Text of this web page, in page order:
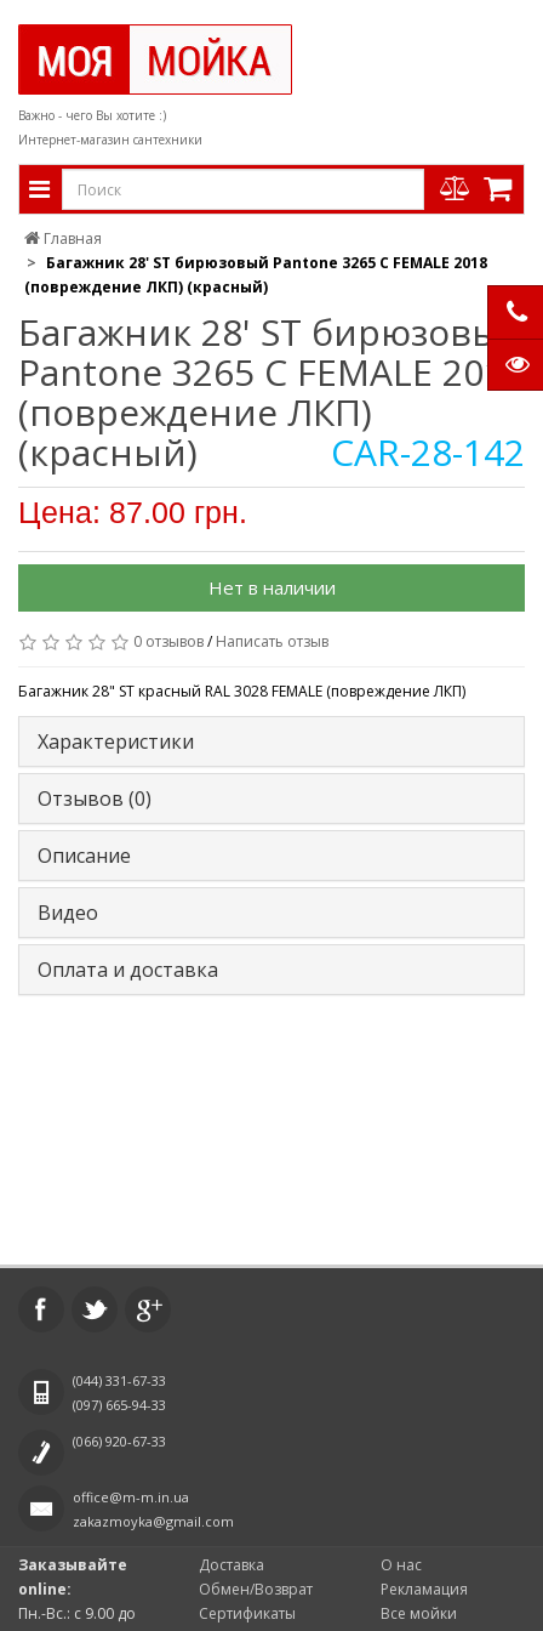
Важно - чего Вы хотите :)
Интернет-магазин сантехники
Главная
Багажник 28' ST бирюзовый Pantone 3265 C FEMALE 2018
(повреждение ЛКП) (красный)
Багажник 28' ST бирюзовый
Pantone 3265 C FEMALE 2018
(повреждение ЛКП)
(красный)
CAR-28-142
Цена: 87.00 грн.
Нет в наличии
0 отзывов/Написать отзыв
Багажник 28" ST красный RAL 3028 FEMALE (повреждение ЛКП)
Характеристики
Отзывов (0)
Описание
Видео
Оплата и доставка
(044) 331-67-33
(097) 665-94-33
(066) 920-67-33
office@m-m.in.ua
zakazmoyka@gmail.com
Заказывайте
online:
Пн.-Вс.: с 9.00 до
Доставка
Обмен/Возврат
Сертификаты
О нас
Рекламация
Все мойки